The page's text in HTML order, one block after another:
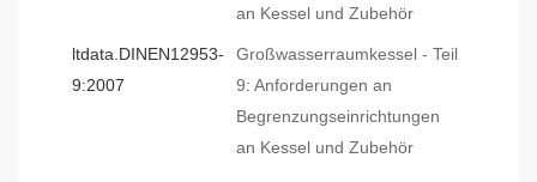
an Kessel und Zubehör
ltdata.DINEN12953-
9:2007
Großwasserraumkessel - Teil
9: Anforderungen an
Begrenzungseinrichtungen
an Kessel und Zubehör